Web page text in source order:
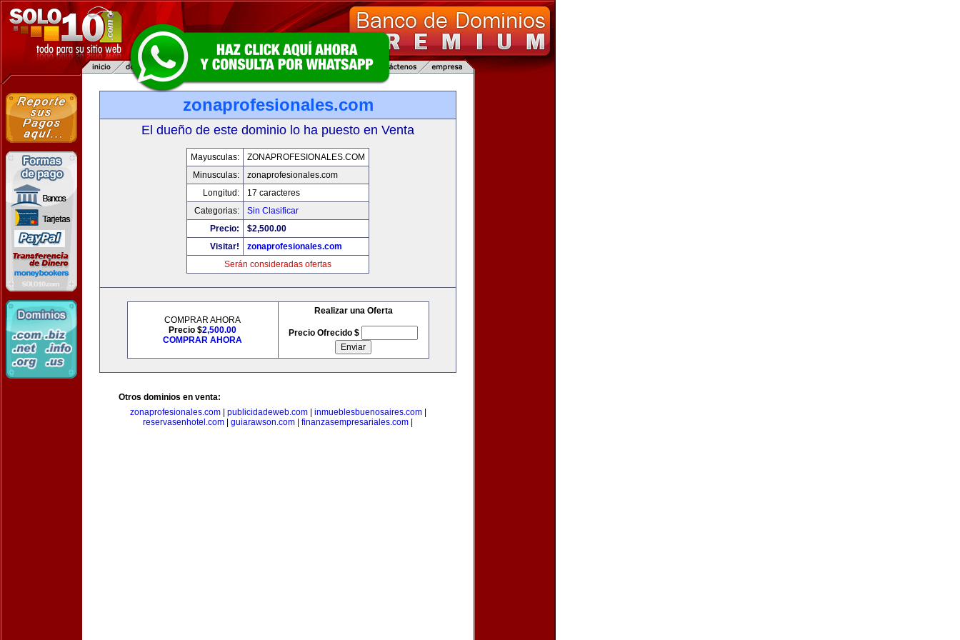
zonaprofesionales.com
El dueño de este dominio lo ha puesto en Venta
Mayusculas:
ZONAPROFESIONALES.COM
Minusculas:
zonaprofesionales.com
Longitud:
17 caracteres
Categorias:
Sin Clasificar
Precio:
$2,500.00
Visitar!
zonaprofesionales.com
Serán consideradas ofertas
COMPRAR AHORA
Precio $2,500.00
COMPRAR AHORA
Realizar una Oferta
Precio Ofrecido $
Otros dominios en venta:
zonaprofesionales.com| publicidadeweb.com| inmueblesbuenosaires.com|
reservasenhotel.com
guiarawson.com finanzasempresariales.com